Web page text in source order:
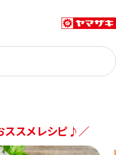
ススメレシピ♪／